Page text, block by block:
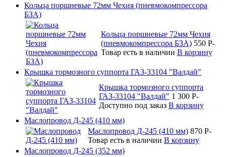
Кольца поршневые 72мм Чехия (пневмокомпрессора
БЗА)
Кольца поршневые 72мм Чехия
(пневмокомпрессора БЗА) 550 P-
Товар есть в наличии В корзину
Крышка тормозного суппорта ГАЗ-33104 "Валдай"
Крышка тормозного суппорта
ГАЗ-33104 "Валдай" 1 300 P-
Доступно под заказ В корзину
Маслопровод Д-245 (410 мм)
Маслопровод Д-245 (410 мм) 870 P-
Товар есть в наличии В корзину
Маслопровод Д-245 (352 мм)